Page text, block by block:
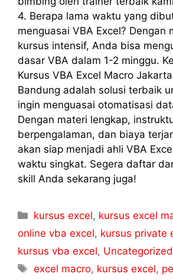
4. Berapa lama waktu yang
menguasai VBA Excel? Dengan
kursus intensif, Anda bisa
dasar VBA dalam 1-2 minggu.
Kursus VBA Excel Macro
Bandung adalah solusi terbaik
ingin menguasai otomatisasi
Dengan materi lengkap,
berpengalaman, dan biaya
akan siap menjadi ahli VBA
waktu singkat. Segera daftar
skill Anda sekarang juga!
kursus excel, kursus excel
online vba excel, kursus private
kursus vba excel, Uncategorized
excel macro, kursus excel,